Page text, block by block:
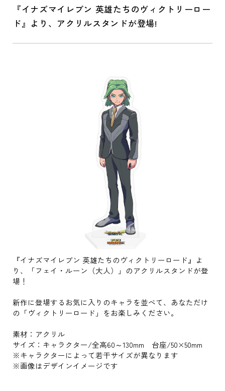
『イナズマイレブン 英雄たちのヴィクトリーロー
ド』より、アクリルスタンドが登場!
『イナズマイレブン 英雄たちのヴィクトリーロード』よ
り、「フェイ・ルーン（大人）」のアクリルスタンドが登
場！
新作に登場するお気に入りのキャラを並べて、あなただけ
の「ヴィクトリーロード」をお楽しみください。
素材：アクリル
サイズ：キャラクター/全高60～130mm 台座/50×50mm
※キャラクターによって若干サイズが異なります
※画像はデザインイメージです